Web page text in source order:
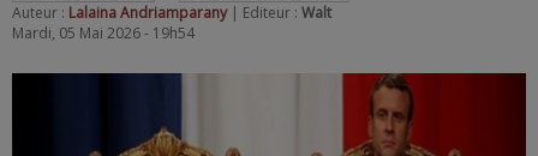
Auteur : Lalaina Andriamparany | Editeur : Walt
Mardi, 05 Mai 2026 - 19h54